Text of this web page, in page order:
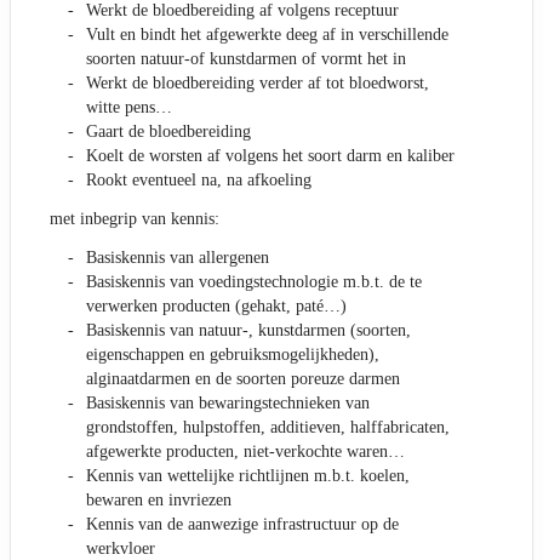
Werkt de bloedbereiding af volgens receptuur
Vult en bindt het afgewerkte deeg af in verschillende
soorten natuur-of kunstdarmen of vormt het in
Werkt de bloedbereiding verder af tot bloedworst,
witte pens…
Gaart de bloedbereiding
Koelt de worsten af volgens het soort darm en kaliber
Rookt eventueel na, na afkoeling
met inbegrip van kennis:
Basiskennis van allergenen
Basiskennis van voedingstechnologie m.b.t. de te
verwerken producten (gehakt, paté…)
Basiskennis van natuur-, kunstdarmen (soorten,
eigenschappen en gebruiksmogelijkheden),
alginaatdarmen en de soorten poreuze darmen
Basiskennis van bewaringstechnieken van
grondstoffen, hulpstoffen, additieven, halffabricaten,
afgewerkte producten, niet-verkochte waren…
Kennis van wettelijke richtlijnen m.b.t. koelen,
bewaren en invriezen
Kennis van de aanwezige infrastructuur op de
werkvloer